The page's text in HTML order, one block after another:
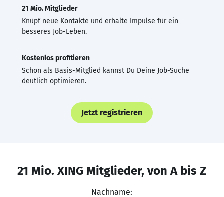
21 Mio. Mitglieder
Knüpf neue Kontakte und erhalte Impulse für ein
besseres Job-Leben.
Kostenlos profitieren
Schon als Basis-Mitglied kannst Du Deine Job-Suche
deutlich optimieren.
Jetzt registrieren
21 Mio. XING Mitglieder, von A bis Z
Nachname: